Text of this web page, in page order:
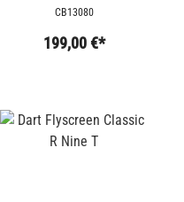
CB13080
199,00 €*